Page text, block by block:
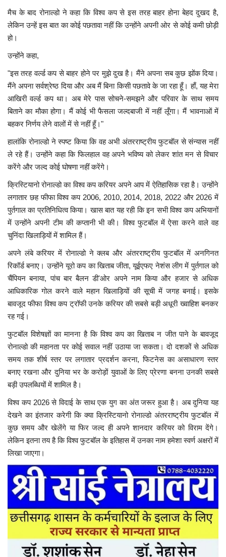
मैच के बाद रोनाल्डो ने कहा कि विश्व कप से इस तरह बाहर होना बेहद दुखद है,
लेकिन उन्हें इस बात का कोई पछतावा नहीं कि उन्होंने अपनी ओर से कोई कमी छोड़ी
हो।
उन्होंने कहा,
"इस तरह वर्ल्ड कप से बाहर होने पर मुझे दुख है। मैंने अपना सब कुछ झोंक दिया।
मैंने अपना सर्वश्रेष्ठ दिया और अब मैं बिना किसी पछतावे के जा रहा हूँ। हाँ, यह मेरा
आखिरी वर्ल्ड कप था। अब मेरे पास सोचने-समझने और परिवार के साथ समय
बिताने का मौका होगा। मैं कोई भी फैसला जल्दबाजी में नहीं लूँगा। मैं भावनाओं में
बहकर निर्णय लेने वालों में से नहीं हूँ।"
हालांकि रोनाल्डो ने स्पष्ट किया कि वह अभी अंतरराष्ट्रीय फुटबॉल से संन्यास नहीं
ले रहे हैं। उन्होंने कहा कि फिलहाल वह अपने भविष्य को लेकर शांत मन से विचार
करेंगे और जल्द कोई घोषणा नहीं करेंगे।
क्रिस्टियानो रोनाल्डो का विश्व कप करियर अपने आप में ऐतिहासिक रहा है। उन्होंने
लगातार छह फीफा विश्व कप 2006, 2010, 2014, 2018, 2022 और 2026 में
पुर्तगाल का प्रतिनिधित्व किया। खास बात यह रही कि इन सभी विश्व कप अभियानों
में उन्होंने अपनी टीम की कप्तानी भी की। विश्व फुटबॉल में ऐसा करने वाले वह
चुनिंदा खिलाड़ियों में शामिल हैं।
अपने लंबे करियर में रोनाल्डो ने क्लब और अंतरराष्ट्रीय फुटबॉल में अनगिनत
रिकॉर्ड बनाए। उन्होंने यूरो कप का खिताब जीता, यूईएफए नेशंस लीग में पुर्तगाल को
चैंपियन बनाया, पांच बार बैलन डी'ओर अपने नाम किया और हजार से अधिक
आधिकारिक गोल करने वाले महान खिलाड़ियों की सूची में जगह बनाई। इसके
बावजूद फीफा विश्व कप ट्रॉफी उनके करियर की सबसे बड़ी अधूरी ख्वाहिश बनकर
रह गई।
फुटबॉल विशेषज्ञों का मानना है कि विश्व कप का खिताब न जीत पाने के बावजूद
रोनाल्डो की महानता पर कोई सवाल नहीं उठाया जा सकता। दो दशकों से अधिक
समय तक शीर्ष स्तर पर लगातार प्रदर्शन करना, फिटनेस का असाधारण स्तर
बनाए रखना और दुनिया भर के करोड़ों युवाओं के लिए प्रेरणा बनना उनकी सबसे
बड़ी उपलब्धियों में शामिल है।
विश्व कप 2026 से विदाई के साथ एक युग का अंत जरूर हुआ है। अब दुनिया यह
देखने का इंतजार करेगी कि क्या क्रिस्टियानो रोनाल्डो अंतरराष्ट्रीय फुटबॉल में
कुछ समय और खेलेंगे या फिर जल्द ही अपने शानदार करियर को विराम देंगे।
लेकिन इतना तय है कि विश्व फुटबॉल के इतिहास में उनका नाम हमेशा स्वर्ण अक्षरों में
लिखा जाएगा।